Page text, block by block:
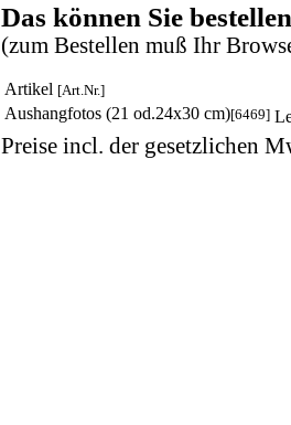
Das können Sie
(zum Bestellen muß Ihr
Artikel [Art.Nr.]
Aushangfotos (21 od.24x30 cm)[6469]
Preise incl. der gesetzlichen